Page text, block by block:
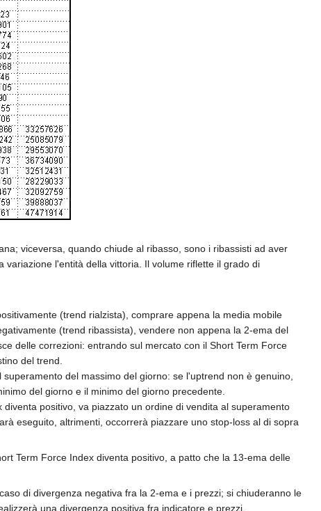
viceversa, quando chiude al ribasso, sono i ribassisti ad aver
l'entità della vittoria. Il volume riflette il grado di
(trend rialzista), comprare appena la media mobile
(trend ribassista), vendere non appena la 2-ema del
delle correzioni: entrando sul mercato con il Short Term Force
del trend.
del massimo del giorno: se l'uptrend non è genuino,
del giorno e il minimo del giorno precedente.
positivo, va piazzato un ordine di vendita al superamento
eseguito, altrimenti, occorrerà piazzare uno stop-loss al di sopra
Term Force Index diventa positivo, a patto che la 13-ema delle
di divergenza negativa fra la 2-ema e i prezzi; si chiuderanno le
una divergenza positiva fra indicatore e prezzi.